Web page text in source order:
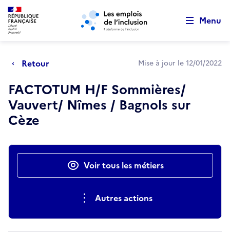
Aller au menu principal Aller au contenu principal
Menu
Retour Mise à jour le 12/01/2022
FACTOTUM H/F Sommières/
Vauvert/ Nîmes / Bagnols sur
Cèze
Actions rapidesVoir tous les métiers
Autres actions
Retour au début de la page
Panneau de gestion des cookies